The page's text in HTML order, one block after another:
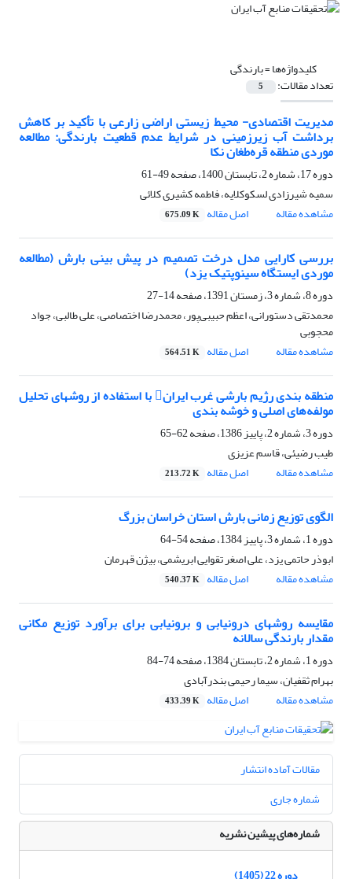
کلیدواژه‌ها =بارندگی
تعداد مقالات: 5
مدیریت اقتصادی- محیط زیستی اراضی زارعی با تأکید بر کاهش
برداشت آب زیرزمینی در شرایط عدم قطعیت بارندگی: مطالعه
موردی منطقه قره‌طغان نکا
دوره 17، شماره 2، تابستان 1400، صفحه
49-61
سمیه شیرزادی لسکوکلایه، فاطمه کشیری کلائی
مشاهده مقاله
اصل مقاله 675.09 K
بررسی کارایی مدل درخت تصمیم در پیش بینی بارش (مطالعه
موردی ایستگاه سینوپتیک یزد)
دوره 8، شماره 3، زمستان 1391، صفحه
14-27
محمدتقی دستورانی، اعظم حبیبی‌پور، محمدرضا اختصاصی، علی طالبی، جواد
محجوبی
مشاهده مقاله
اصل مقاله 564.51 K
منطقه بندی رژیم بارشی غرب ایران با استفاده از روشهای تحلیل
مولفه‌های اصلی و خوشه بندی
دوره 3، شماره 2، پاییز 1386، صفحه
62-65
طیب رضیئی، قاسم عزیزی
مشاهده مقاله
اصل مقاله 213.72 K
الگوی توزیع زمانی بارش استان خراسان بزرگ
دوره 1، شماره 3، پاییز 1384، صفحه
54-64
ابوذر حاتمی یزد، علی اصغر تقوایی ابریشمی، بیژن قهرمان
مشاهده مقاله
اصل مقاله 540.37 K
مقایسه روشهای درونیابی و برونیابی برای برآورد توزیع مکانی
مقدار بارندگی سالانه
دوره 1، شماره 2، تابستان 1384، صفحه
74-84
بهرام ثقفیان، سیما رحیمی بندرآبادی
مشاهده مقاله
اصل مقاله 433.39 K
مقالات آماده انتشار
شماره جاری
شماره‌های پیشین نشریه